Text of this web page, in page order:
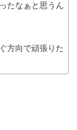
たなぁと思うん
方向で頑張りた